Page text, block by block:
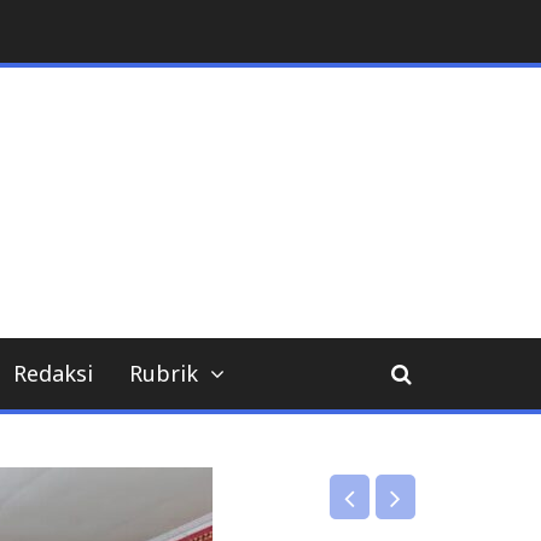
Redaksi Rubrik
DPRD